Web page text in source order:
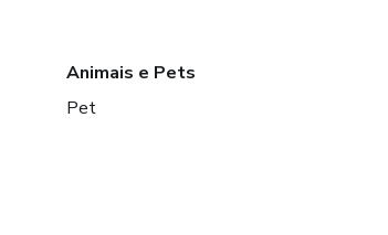
Animais e Pets
Pet